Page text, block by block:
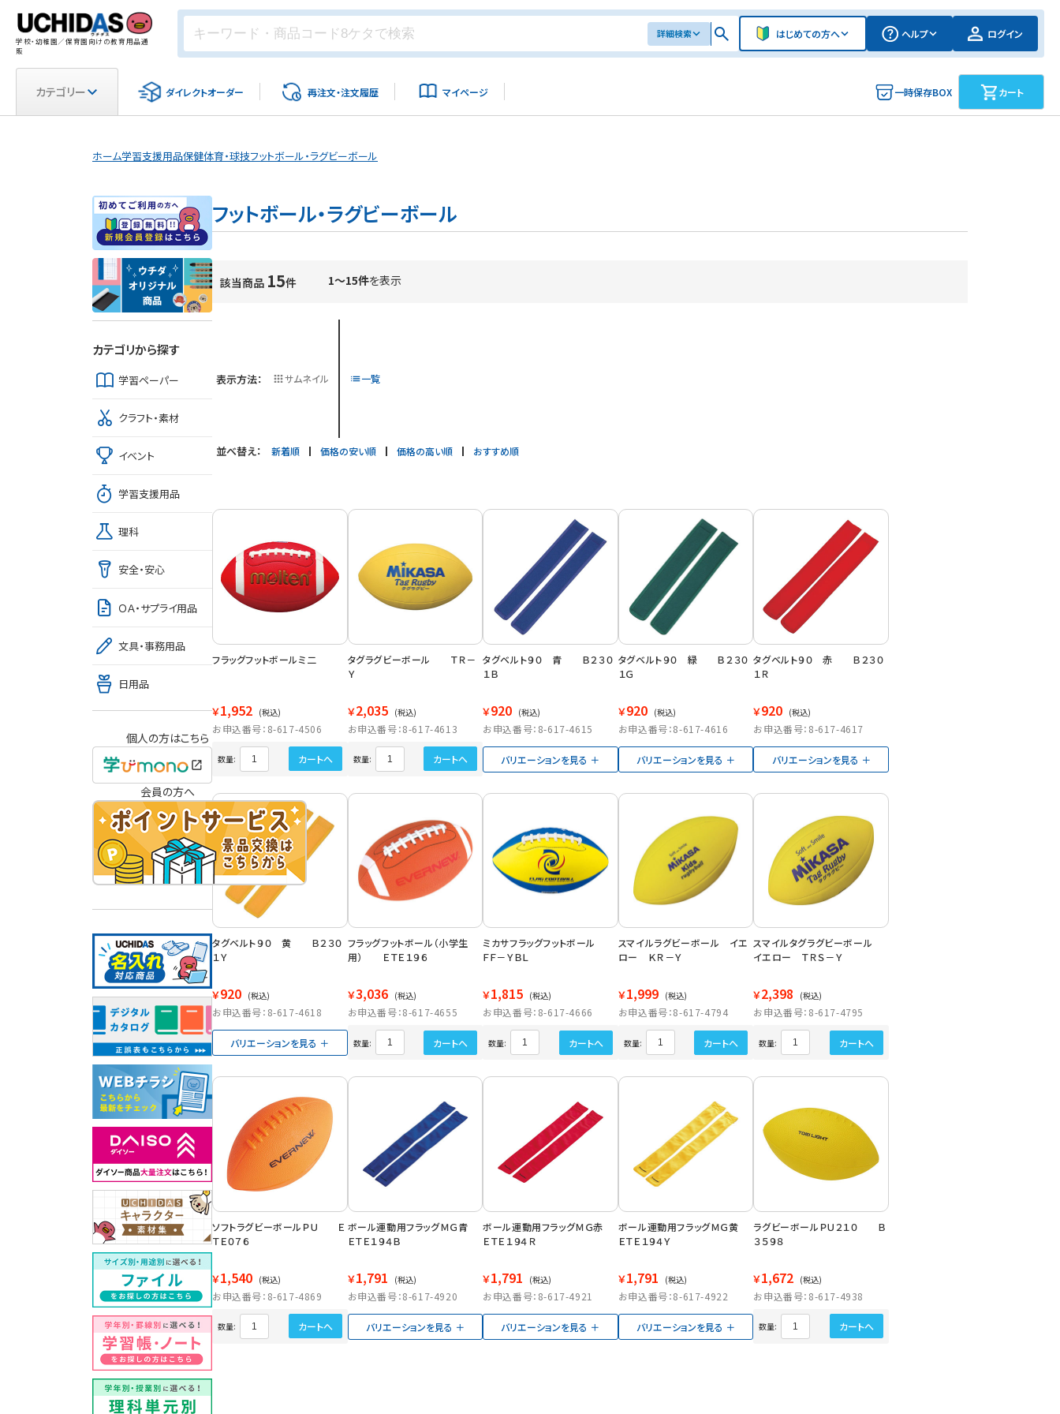
学校・幼稚園／保育園向けの教育用品通
販
詳細検索 はじめての方へ ヘルプ ログイン
カテゴリー ダイレクトオーダー 再注文・注文履歴 マイページ 一時保存BOX カート
ホーム学習支援用品保健体育・球技フットボール・ラグビーボール
フットボール・ラグビーボール
該当商品 15件 1～15件を表示
表示方法： サムネイル 一覧
並べ替え： 新着順 価格の安い順 価格の高い順 おすすめ順
フラッグフットボールミ二
￥1,952 (税込)
お申込番号：8-617-4506
数量: カートへ
タグラグビーボール ＴＲ－
Ｙ
￥2,035 (税込)
お申込番号：8-617-4613
数量: カートへ
タグベルト９０ 青 Ｂ２３０
１Ｂ
￥920 (税込)
お申込番号：8-617-4615
バリエーションを見る
タグベルト９０ 緑 Ｂ２３０
１Ｇ
￥920 (税込)
お申込番号：8-617-4616
バリエーションを見る
タグベルト９０ 赤 Ｂ２３０
１Ｒ
￥920 (税込)
お申込番号：8-617-4617
バリエーションを見る
タグベルト９０ 黄 Ｂ２３０
１Ｙ
￥920 (税込)
お申込番号：8-617-4618
バリエーションを見る
フラッグフットボール（小学生
用） ＥＴＥ１９６
￥3,036 (税込)
お申込番号：8-617-4655
数量: カートへ
ミカサフラッグフットボール
ＦＦ－ＹＢＬ
￥1,815 (税込)
お申込番号：8-617-4666
数量: カートへ
スマイルラグビーボール イエ
ロー ＫＲ－Ｙ
￥1,999 (税込)
お申込番号：8-617-4794
数量: カートへ
スマイルタグラグビーボール
イエロー ＴＲＳ－Ｙ
￥2,398 (税込)
お申込番号：8-617-4795
数量: カートへ
ソフトラグビーボールＰＵ Ｅ
ＴＥ０７６
￥1,540 (税込)
お申込番号：8-617-4869
数量: カートへ
ボール運動用フラッグＭＧ青
ＥＴＥ１９４Ｂ
￥1,791 (税込)
お申込番号：8-617-4920
バリエーションを見る
ボール運動用フラッグＭＧ赤
ＥＴＥ１９４Ｒ
￥1,791 (税込)
お申込番号：8-617-4921
バリエーションを見る
ボール運動用フラッグＭＧ黄
ＥＴＥ１９４Ｙ
￥1,791 (税込)
お申込番号：8-617-4922
バリエーションを見る
ラグビーボールＰＵ２１０ Ｂ
３５９８
￥1,672 (税込)
お申込番号：8-617-4938
数量: カートへ
カテゴリから探す
学習ペーパー
クラフト・素材
イベント
学習支援用品
理科
安全・安心
ＯＡ・サプライ用品
文具・事務用品
日用品
個人の方はこちら
会員の方へ